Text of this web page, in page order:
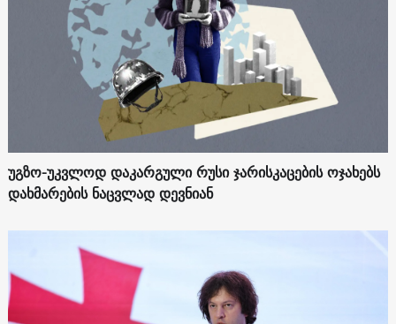
უგზო-უკვლოდ დაკარგული რუსი ჯარისკაცების ოჯახებს
დახმარების ნაცვლად დევნიან